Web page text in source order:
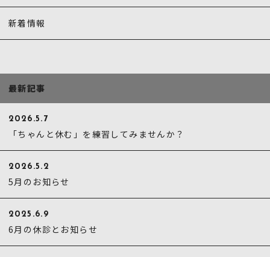
新着情報
最新記事
2026.5.7
「ちゃんと休む」を練習してみませんか？
2026.5.2
5月のお知らせ
2025.6.9
6月の休診とお知らせ